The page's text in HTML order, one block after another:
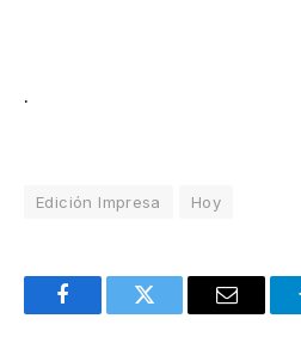
.
Edición Impresa Hoy
FacebookTwitter Email